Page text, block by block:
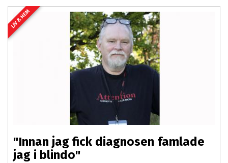
LIV & HEM
"Innan jag fick diagnosen famlade
jag i blindo"